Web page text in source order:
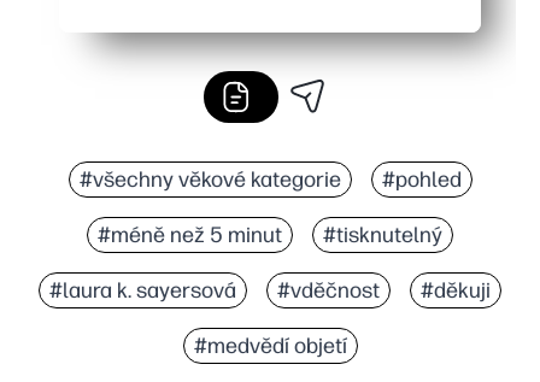
#všechny věkové kategorie #pohled
#méně než 5 minut #tisknutelný
#laura k. sayersová #vděčnost #děkuji
#medvědí objetí